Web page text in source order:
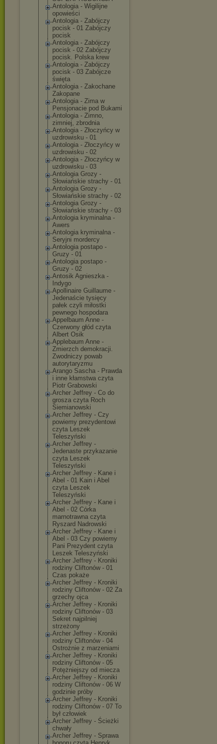
Antologia - Wigilijne
opowieści
Antologia - Zabójczy
pocisk - 01 Zabójczy
pocisk
Antologia - Zabójczy
pocisk - 02 Zabójczy
pocisk. Polska krew
Antologia - Zabójczy
pocisk - 03 Zabójcze
święta
Antologia - Zakochane
Zakopane
Antologia - Zima w
Pensjonacie pod Bukami
Antologia - Zimno,
zimniej, zbrodnia
Antologia - Złoczyńcy w
uzdrowisku - 01
Antologia - Złoczyńcy w
uzdrowisku - 02
Antologia - Złoczyńcy w
uzdrowisku - 03
Antologia Grozy -
Słowiańskie strachy - 01
Antologia Grozy -
Słowiańskie strachy - 02
Antologia Grozy -
Słowiańskie strachy - 03
Antologia kryminalna -
Awers
Antologia kryminalna -
Seryjni mordercy
Antologia postapo -
Gruzy - 01
Antologia postapo -
Gruzy - 02
Antosik Agnieszka -
Indygo
Apollinaire Guillaume -
Jedenaście tysięcy
pałek czyli miłostki
pewnego hospodara
Appelbaum Anne -
Czerwony głód czyta
Albert Osik
Applebaum Anne -
Zmierzch demokracji.
Zwodniczy powab
autorytaryzmu
Arango Sascha - Prawda
i inne kłamstwa czyta
Piotr Grabowski
Archer Jeffrey - Co do
grosza czyta Roch
Siemianowski
Archer Jeffrey - Czy
powiemy prezydentowi
czyta Leszek
Teleszyński
Archer Jeffrey -
Jedenaste przykazanie
czyta Leszek
Teleszyński
Archer Jeffrey - Kane i
Abel - 01 Kain i Abel
czyta Leszek
Teleszyński
Archer Jeffrey - Kane i
Abel - 02 Córka
marnotrawna czyta
Ryszard Nadrowski
Archer Jeffrey - Kane i
Abel - 03 Czy powiemy
Pani Prezydent czyta
Leszek Teleszyński
Archer Jeffrey - Kroniki
rodziny Cliftonów - 01
Czas pokaże
Archer Jeffrey - Kroniki
rodziny Cliftonów - 02 Za
grzechy ojca
Archer Jeffrey - Kroniki
rodziny Cliftonów - 03
Sekret najpilniej
strzeżony
Archer Jeffrey - Kroniki
rodziny Cliftonów - 04
Ostrożnie z marzeniami
Archer Jeffrey - Kroniki
rodziny Cliftonów - 05
Potężniejszy od miecza
Archer Jeffrey - Kroniki
rodziny Cliftonów - 06 W
godzinie próby
Archer Jeffrey - Kroniki
rodziny Cliftonów - 07 To
był człowiek
Archer Jeffrey - Ścieżki
chwały
Archer Jeffrey - Sprawa